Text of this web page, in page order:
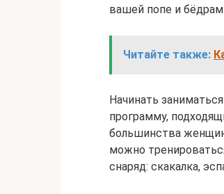
вашей попе и
Читайте также:
Начинать
программу,
большинства
можно
снаряд: скакалка,